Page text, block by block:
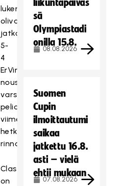
lukemat
olivat
jatkoajalla
5-
4
ErVin
noustua
varsinaisen
peliajan
viime
hetkillä
rinnalle.
Classicilla
on
liikuntapäiväs
sä
Olympiastadi
onilla 15.8.
08.08.2026
Suomen
Cupin
ilmoittautumi
saikaa
jatkettu 16.8.
asti – vielä
ehtii mukaan
07.08.2026